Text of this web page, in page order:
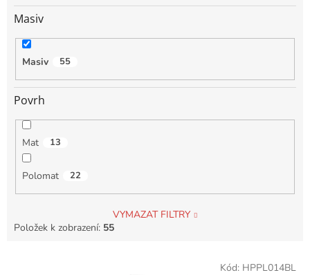
Masiv
Masiv 55
Povrh
Mat 13
Polomat 22
VYMAZAT FILTRY
Položek k zobrazení: 55
Kód: HPPL014BL